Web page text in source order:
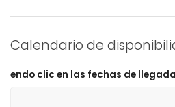
Calendario de
fechas de llegada y salida